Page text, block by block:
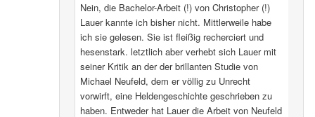
Nein, die Bachelor-Arbeit (!) von Christopher (!)
Lauer kannte ich bisher nicht. Mittlerweile habe
ich sie gelesen. Sie ist fleißig recherciert und
hesenstark. letztlich aber verhebt sich Lauer mit
seiner Kritik an der der brillanten Studie von
Michael Neufeld, dem er völlig zu Unrecht
vorwirft, eine Heldengeschichte geschrieben zu
haben. Entweder hat Lauer die Arbeit von Neufeld